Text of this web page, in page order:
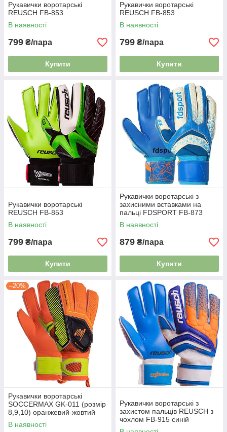
Рукавички воротарські
REUSCH FB-853
В наявності
799 ₴/пара
Купити
Рукавички воротарські
REUSCH FB-853
В наявності
799 ₴/пара
Купити
Рукавички воротарські
REUSCH FB-853
В наявності
799 ₴/пара
Купити
Рукавички воротарські з
захисними вставками на
пальці FDSPORT FB-873
блакитний-білий
В наявності
879 ₴/пара
Купити
–20%
Рукавички воротарські
SOCCERMAX GK-011 (розмір
8,9,10) оранжевий-жовтий
В наявності
Рукавички воротарські з
захистом пальців REUSCH з
чохлом FB-915 синій